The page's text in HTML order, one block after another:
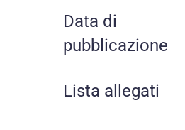
Data di
pubblicazione
Lista allegati